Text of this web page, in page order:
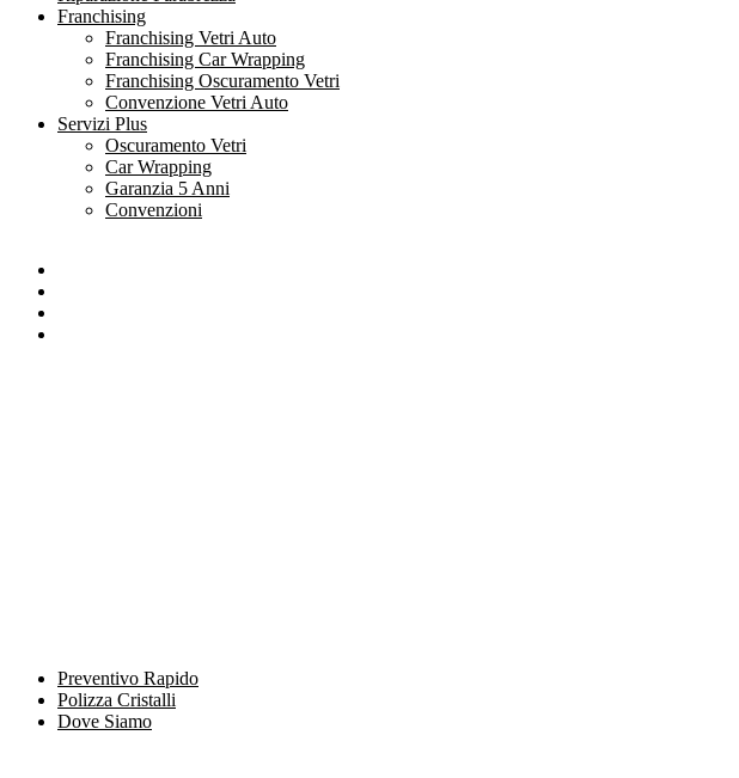
Franchising
Franchising Vetri Auto
Franchising Car Wrapping
Franchising Oscuramento Vetri
Convenzione Vetri Auto
Servizi Plus
Oscuramento Vetri
Car Wrapping
Garanzia 5 Anni
Convenzioni
Preventivo Rapido
Polizza Cristalli
Dove Siamo